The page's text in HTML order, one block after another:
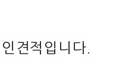
견적입니다.